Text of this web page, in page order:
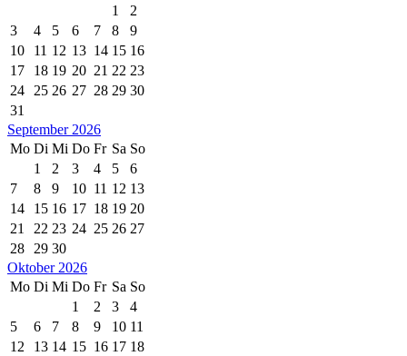
1
2
3
4 5 6 7 8
9
10
11 12 13 14 15 16
17
18 19 20 21 22 23
24 25 26 27 28 29 30
31
September 2026
Mo Di Mi Do Fr Sa So
1
2 3 4 5
6
7
8 9 10 11 12 13
14
15 16 17 18 19 20
21
22 23 24 25 26 27
28 29 30
Oktober 2026
Mo Di Mi Do Fr Sa So
1
2 3
4
5
6 7 8 9 10 11
12
13 14 15 16 17 18